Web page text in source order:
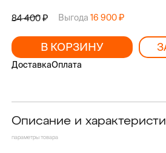
84 400 Выгода 16 900
В КОРЗИНУ
ДоставкаОплата
Описание и
параметры товара